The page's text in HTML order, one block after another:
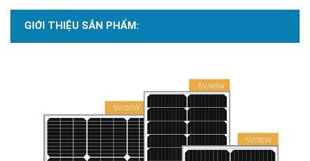
GIỚI THIỆU SẢN PHẨM: